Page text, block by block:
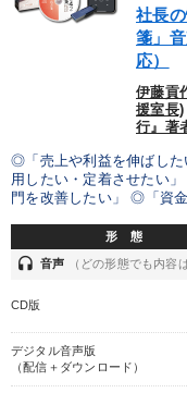
社長
箋」
応）
伊藤貢
援室長)
行』著
◎「売上や利益を伸ばし
用したい・定着させたい
門を改善したい」 ◎「資
形 態
headset 音声 （どの形態でも内容
CD版
デジタル音声版
（配信＋ダウンロード）